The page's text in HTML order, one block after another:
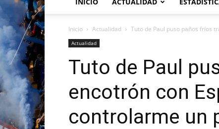
Inicio Actualidad Tuto de Paul puso paños fríos
Actualidad
Tuto de Paul
encotrón con
controlarme un